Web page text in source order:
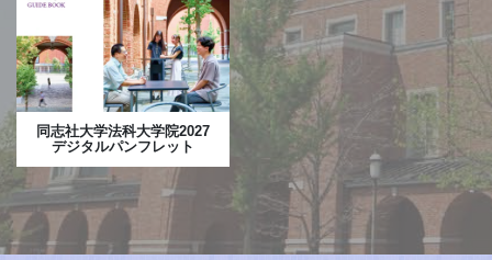
同志社大学法科大学院2027
デジタルパンフレット